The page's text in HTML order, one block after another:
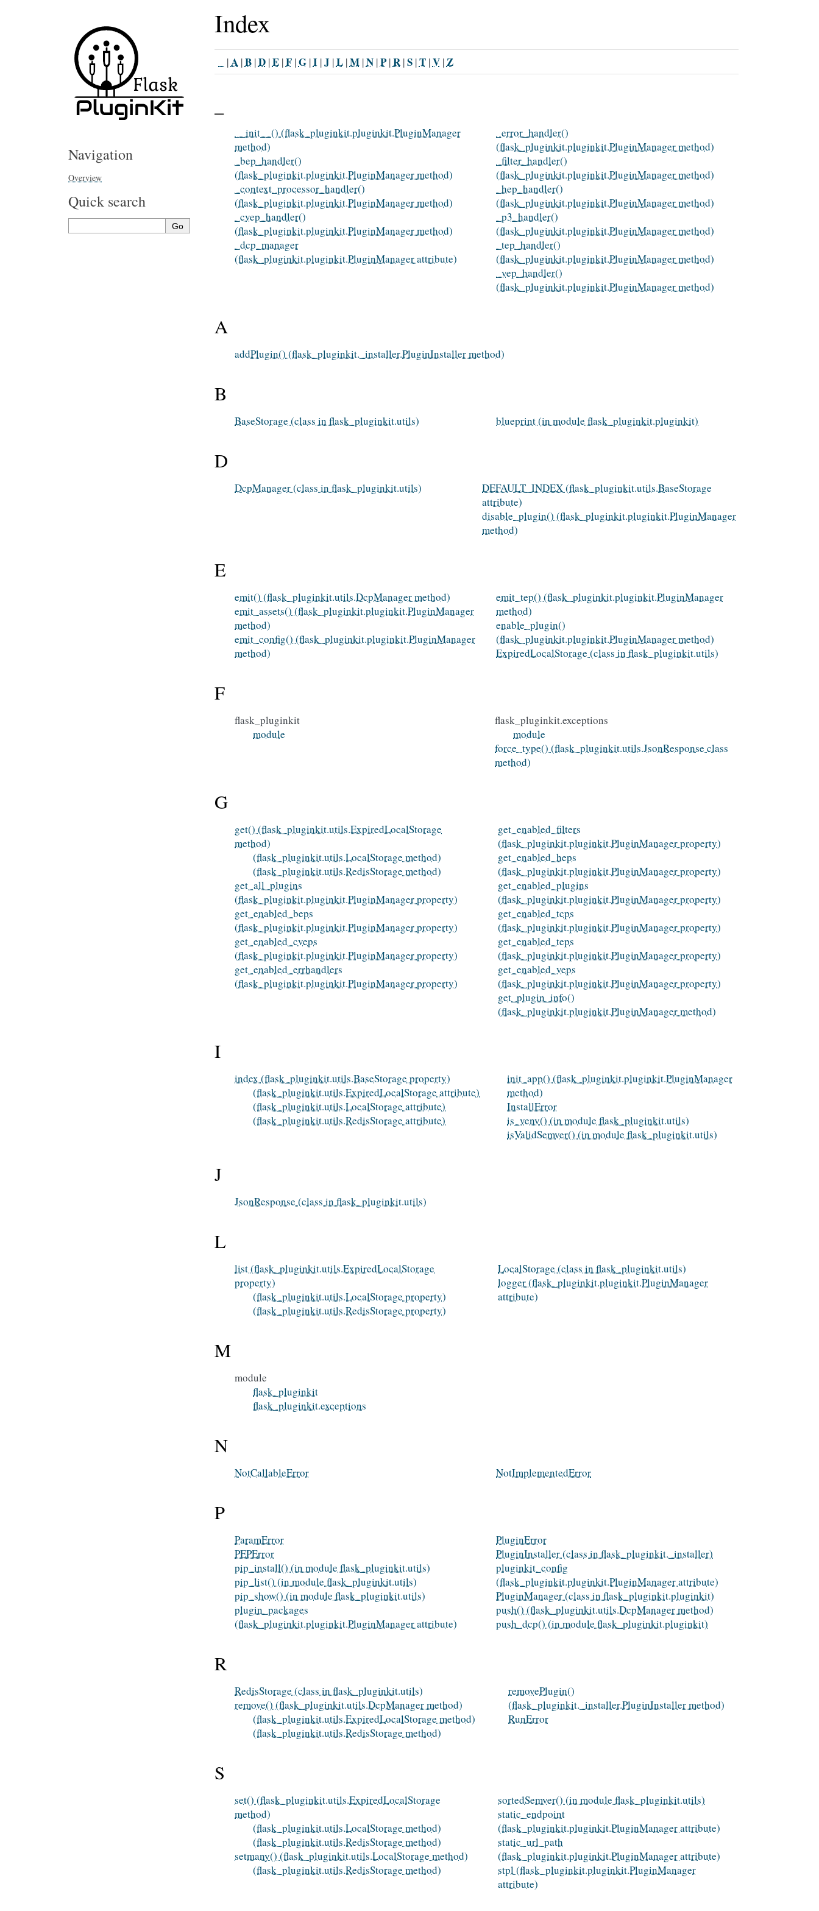
Index
|A|B|D|E|F|G|I|J |L|M|N|P|R|S|T|V|Z
__init__() (flask_pluginkit.pluginkit.PluginManager
method)
_bep_handler()
(flask_pluginkit.pluginkit.PluginManager method)
_context_processor_handler()
(flask_pluginkit.pluginkit.PluginManager method)
_cvep_handler()
(flask_pluginkit.pluginkit.PluginManager method)
_dcp_manager
(flask_pluginkit.pluginkit.PluginManager attribute)
_error_handler()
(flask_pluginkit.pluginkit.PluginManager method)
_filter_handler()
(flask_pluginkit.pluginkit.PluginManager method)
_hep_handler()
(flask_pluginkit.pluginkit.PluginManager method)
_p3_handler()
(flask_pluginkit.pluginkit.PluginManager method)
_tep_handler()
(flask_pluginkit.pluginkit.PluginManager method)
_vep_handler()
(flask_pluginkit.pluginkit.PluginManager method)
A
addPlugin() (flask_pluginkit._installer.PluginInstaller method)
B
BaseStorage (class in flask_pluginkit.utils) blueprint (in module flask_pluginkit.pluginkit)
D
DcpManager (class in flask_pluginkit.utils)
DEFAULT_INDEX (flask_pluginkit.utils.BaseStorage
attribute)
disable_plugin() (flask_pluginkit.pluginkit.PluginManager
method)
E
emit() (flask_pluginkit.utils.DcpManager method)
emit_assets() (flask_pluginkit.pluginkit.PluginManager
method)
emit_config() (flask_pluginkit.pluginkit.PluginManager
method)
emit_tep() (flask_pluginkit.pluginkit.PluginManager
method)
enable_plugin()
(flask_pluginkit.pluginkit.PluginManager method)
ExpiredLocalStorage (class in flask_pluginkit.utils)
F
flask_pluginkit
module
flask_pluginkit.exceptions
module
force_type() (flask_pluginkit.utils.JsonResponse class
method)
G
get() (flask_pluginkit.utils.ExpiredLocalStorage
method)
(flask_pluginkit.utils.LocalStorage method)
(flask_pluginkit.utils.RedisStorage method)
get_all_plugins
(flask_pluginkit.pluginkit.PluginManager property)
get_enabled_beps
(flask_pluginkit.pluginkit.PluginManager property)
get_enabled_cveps
(flask_pluginkit.pluginkit.PluginManager property)
get_enabled_errhandlers
(flask_pluginkit.pluginkit.PluginManager property)
get_enabled_filters
(flask_pluginkit.pluginkit.PluginManager property)
get_enabled_heps
(flask_pluginkit.pluginkit.PluginManager property)
get_enabled_plugins
(flask_pluginkit.pluginkit.PluginManager property)
get_enabled_tcps
(flask_pluginkit.pluginkit.PluginManager property)
get_enabled_teps
(flask_pluginkit.pluginkit.PluginManager property)
get_enabled_veps
(flask_pluginkit.pluginkit.PluginManager property)
get_plugin_info()
(flask_pluginkit.pluginkit.PluginManager method)
I
index (flask_pluginkit.utils.BaseStorage property)
(flask_pluginkit.utils.ExpiredLocalStorage attribute)
(flask_pluginkit.utils.LocalStorage attribute)
(flask_pluginkit.utils.RedisStorage attribute)
init_app() (flask_pluginkit.pluginkit.PluginManager
method)
InstallError
is_venv() (in module flask_pluginkit.utils)
isValidSemver() (in module flask_pluginkit.utils)
J
JsonResponse (class in flask_pluginkit.utils)
L
list (flask_pluginkit.utils.ExpiredLocalStorage
property)
(flask_pluginkit.utils.LocalStorage property)
(flask_pluginkit.utils.RedisStorage property)
LocalStorage (class in flask_pluginkit.utils)
logger (flask_pluginkit.pluginkit.PluginManager
attribute)
M
module
flask_pluginkit
flask_pluginkit.exceptions
N
NotCallableError NotImplementedError
P
ParamError
PEPError
pip_install() (in module flask_pluginkit.utils)
pip_list() (in module flask_pluginkit.utils)
pip_show() (in module flask_pluginkit.utils)
plugin_packages
(flask_pluginkit.pluginkit.PluginManager attribute)
PluginError
PluginInstaller (class in flask_pluginkit._installer)
pluginkit_config
(flask_pluginkit.pluginkit.PluginManager attribute)
PluginManager (class in flask_pluginkit.pluginkit)
push() (flask_pluginkit.utils.DcpManager method)
push_dcp() (in module flask_pluginkit.pluginkit)
R
RedisStorage (class in flask_pluginkit.utils)
remove() (flask_pluginkit.utils.DcpManager method)
(flask_pluginkit.utils.ExpiredLocalStorage method)
(flask_pluginkit.utils.RedisStorage method)
removePlugin()
(flask_pluginkit._installer.PluginInstaller method)
RunError
S
set() (flask_pluginkit.utils.ExpiredLocalStorage
method)
(flask_pluginkit.utils.LocalStorage method)
(flask_pluginkit.utils.RedisStorage method)
setmany() (flask_pluginkit.utils.LocalStorage method)
(flask_pluginkit.utils.RedisStorage method)
sortedSemver() (in module flask_pluginkit.utils)
static_endpoint
(flask_pluginkit.pluginkit.PluginManager attribute)
static_url_path
(flask_pluginkit.pluginkit.PluginManager attribute)
stpl (flask_pluginkit.pluginkit.PluginManager
attribute)
Navigation
Overview
Quick search